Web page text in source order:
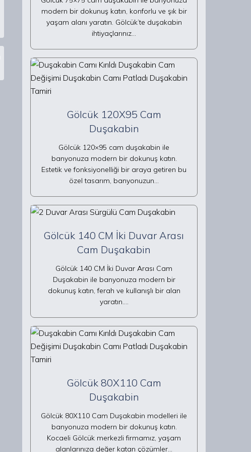
modern bir dokunuş katın, konforlu ve şık bir
yaşam alanı yaratın. Gölcük’te duşakabin
ihtiyaçlarınız…
Gölcük 120X95 Cam
Duşakabin
Gölcük 120×95 cam duşakabin ile
banyonuza modern bir dokunuş katın.
Estetik ve fonksiyonelliği bir araya getiren bu
özel tasarım, banyonuzun…
Gölcük 140 CM İki Duvar Arası
Cam Duşakabin
Gölcük 140 CM İki Duvar Arası Cam
Duşakabin ile banyonuza modern bir
dokunuş katın, ferah ve kullanışlı bir alan
yaratın.…
Gölcük 80X110 Cam
Duşakabin
Gölcük 80X110 Cam Duşakabin modelleri ile
banyonuza modern bir dokunuş katın.
Kocaeli Gölcük merkezli firmamız, yaşam
alanlarınıza değer katan çözümler…